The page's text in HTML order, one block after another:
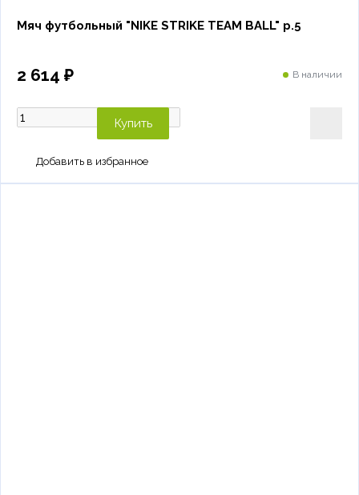
Мяч футбольный "NIKE STRIKE TEAM BALL" р.5
2 614 ₽ В наличии
Купить